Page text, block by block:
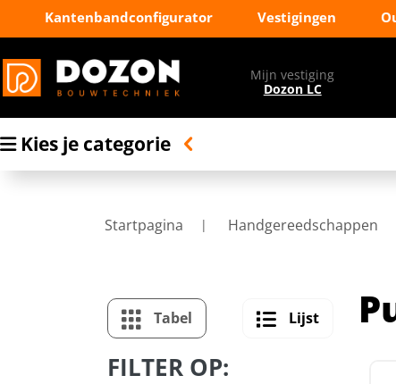
Kantenbandconfigurator Vestigingen
Mijn vestiging
Dozon LC
Kies je categorie
Startpagina Handgereedschappen
Tabel Lijst
FILTER OP: